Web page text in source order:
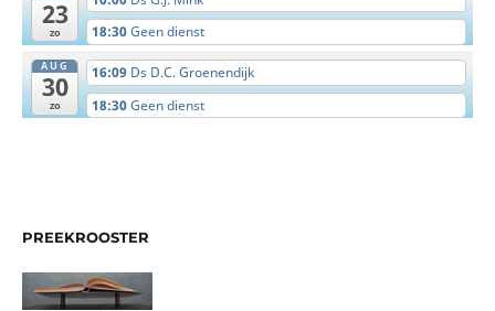
23
zo
18:30Geen dienst
AUG
30
zo
16:09 Ds D.C. Groenendijk
18:30Geen dienst
PREEKROOSTER